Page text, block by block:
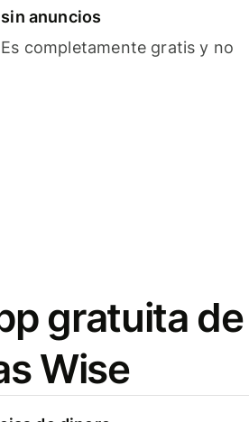
anuncios
completamente gratis y no
gratuita de
Wise